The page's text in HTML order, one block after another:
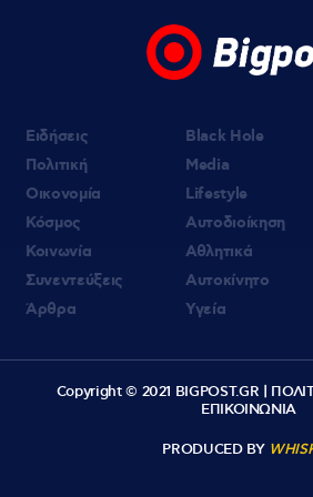
Ειδήσεις
Πολιτική
Οικονομία
Κόσμος
Κοινωνία
Συνεντεύξεις
Άρθρα
Black Hole
Media
Lifestyle
Αυτοδιοίκηση
Αθλητικά
Αυτοκίνητο
Υγεία
Copyright © 2021 BIGPOST.GR |
ΕΠΙΚΟΙΝΩΝΙΑ
PRODUCED BY